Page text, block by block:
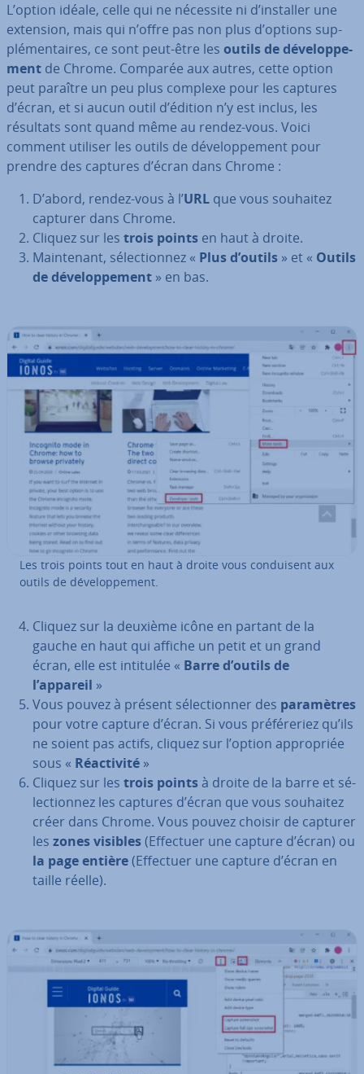
L’option idéale, celle qui ne nécessite ni d’installer une
extension, mais qui n’offre pas non plus d’options sup­
plé­men­taires, ce sont peut-être les outils de dé­ve­lop­pe­
ment de Chrome. Comparée aux autres, cette option
peut paraître un peu plus complexe pour les captures
d’écran, et si aucun outil d’édition n’y est inclus, les
résultats sont quand même au rendez-vous. Voici
comment utiliser les outils de dé­ve­lop­pe­ment pour
prendre des captures d’écran dans Chrome :
D’abord, rendez-vous à l’URL que vous souhaitez
capturer dans Chrome.
Cliquez sur les trois points en haut à droite.
Main­te­nant, sé­lec­tion­nez « Plus d’outils » et « Outils
de dé­ve­lop­pe­ment » en bas.
Les trois points tout en haut à droite vous con­dui­sent aux
outils de dé­ve­lop­pe­ment.
Cliquez sur la deuxième icône en partant de la
gauche en haut qui affiche un petit et un grand
écran, elle est intitulée « Barre d’outils de
l’appareil »
Vous pouvez à présent sé­lec­tion­ner des pa­ra­mètres
pour votre capture d’écran. Si vous pré­fé­re­riez qu’ils
ne soient pas actifs, cliquez sur l’option ap­pro­priée
sous « Réac­ti­vité »
Cliquez sur les trois pointsà droite de la barre et sé­
lec­tion­nez les captures d’écran que vous souhaitez
créer dans Chrome. Vous pouvez choisir de capturer
les zones visibles(Effectuer une capture d’écran) ou
la page entière(Effectuer une capture d’écran en
taille réelle).